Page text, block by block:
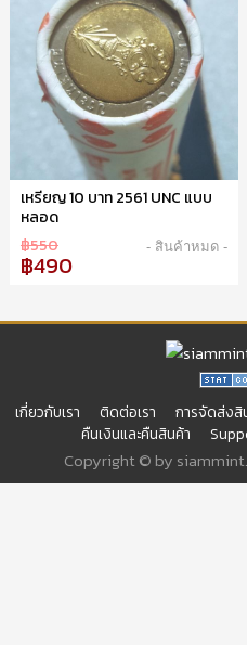
เหรียญ 10 บาท 2561 UNC แบบ
หลอด
฿550
฿490
- สินค้าหมด -
เกี่ยวกับเรา ติดต่อเรา การจัดส่งสิ
คืนเงินและคืนสินค้า
Copyright © by